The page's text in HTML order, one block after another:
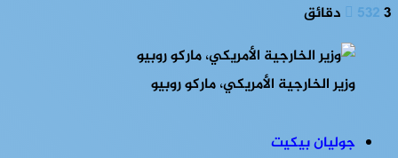
5323 دقائق
وزير الخارجية الأمريكي، ماركو روبيو
جوليان بيكيت